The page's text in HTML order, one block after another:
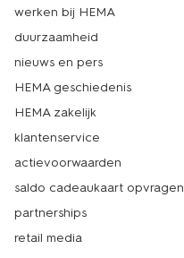
werken bij HEMA
duurzaamheid
nieuws en pers
HEMA geschiedenis
HEMA zakelijk
klantenservice
actievoorwaarden
saldo cadeaukaart opvragen
partnerships
retail media